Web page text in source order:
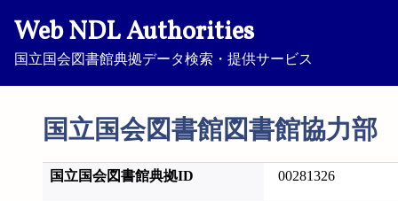
Web NDL Authorities
国立国会図書館典拠データ検索・提供サービス
国立国会図書館図書館協力部
国立国会図書館典拠ID 00281326